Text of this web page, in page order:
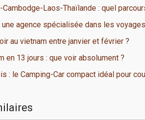
Laos-Thaïlande : quel
agence spécialisée dans les
au vietnam entre janvier et février ?
en 13 jours : que voir absolument ?
: le Camping-Car compact idéal pour